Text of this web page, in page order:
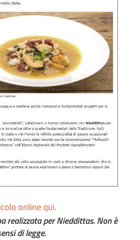
online qui.
realizzata per Nieddittas. Non è
di legge.